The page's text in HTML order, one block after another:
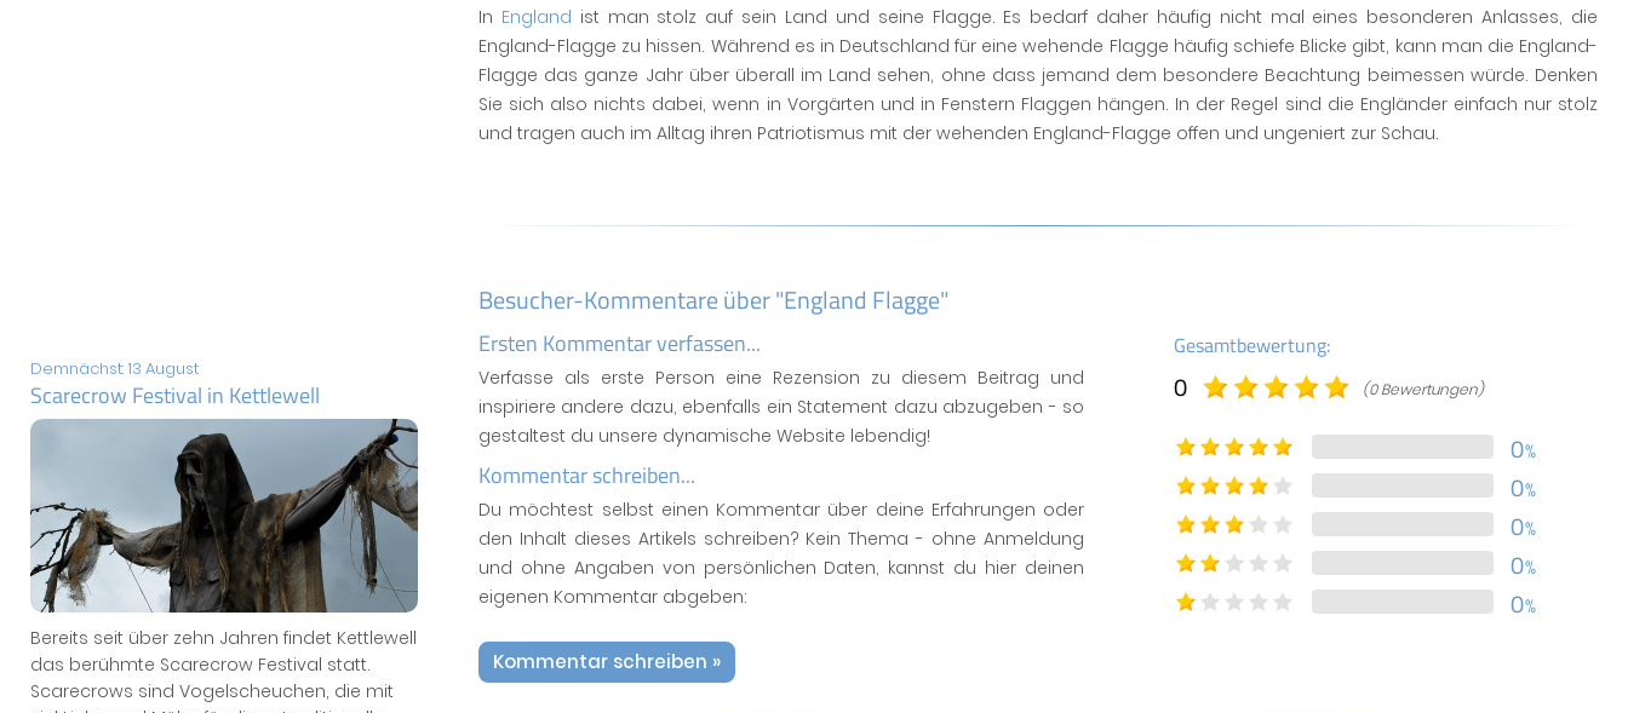
Demnächst: 13 August
Scarecrow Festival in Kettlewell
Bereits seit über zehn Jahren findet Kettlewell
das berühmte Scarecrow Festival statt.
Scarecrows sind Vogelscheuchen, die mit
In England ist man stolz auf sein Land und seine Flagge. Es bedarf daher häufig nicht mal eines besonderen Anlasses, die
England-Flagge zu hissen. Während es in Deutschland für eine wehende Flagge häufig schiefe Blicke gibt, kann man die England-
Flagge das ganze Jahr über überall im Land sehen, ohne dass jemand dem besondere Beachtung beimessen würde. Denken
Sie sich also nichts dabei, wenn in Vorgärten und in Fenstern Flaggen hängen. In der Regel sind die Engländer einfach nur stolz
und tragen auch im Alltag ihren Patriotismus mit der wehenden England-Flagge offen und ungeniert zur Schau.
Besucher-Kommentare über "England Flagge"
Gesamtbewertung:
0 (0 Bewertungen)
0%
0%
0%
0%
0%
Ersten Kommentar verfassen...
Verfasse als erste Person eine Rezension zu diesem Beitrag und
inspiriere andere dazu, ebenfalls ein Statement dazu abzugeben - so
gestaltest du unsere dynamische Website lebendig!
Kommentar schreiben...
Du möchtest selbst einen Kommentar über deine Erfahrungen oder
den Inhalt dieses Artikels schreiben? Kein Thema - ohne Anmeldung
und ohne Angaben von persönlichen Daten, kannst du hier deinen
eigenen Kommentar abgeben:
Kommentar schreiben »